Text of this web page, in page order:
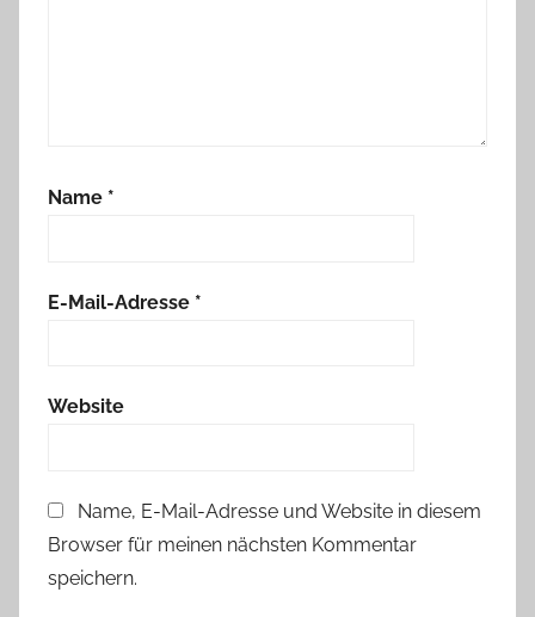
Name *
E-Mail-Adresse *
Website
Name, E-Mail-Adresse und Website in diesem
Browser für meinen nächsten Kommentar
speichern.